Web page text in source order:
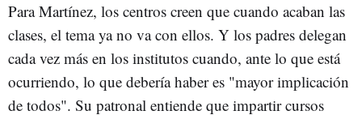
Para Martínez, los centros creen que cuando acaban las
clases, el tema ya no va con ellos. Y los padres delegan
cada vez más en los institutos cuando, ante lo que está
ocurriendo, lo que debería haber es "mayor implicación
de todos". Su patronal entiende que impartir cursos